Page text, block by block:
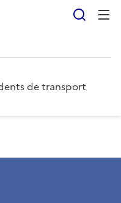
de transport